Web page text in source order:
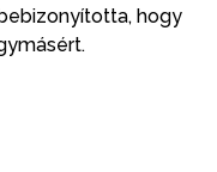
hogy